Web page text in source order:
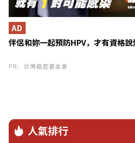
伴侶和妳一起預防HPV，才有資格說
AD
PR．台灣癌症基金會
人氣排行